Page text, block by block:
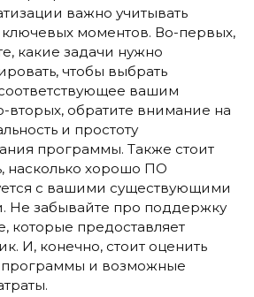
важно учитывать
ключевых моментов. Во-первых,
какие задачи нужно
чтобы выбрать
вашим
вторых, обратите внимание на
и простоту
программы. Также стоит
насколько хорошо ПО
с вашими существующими
Не забывайте про поддержку
которые предоставляет
И, конечно, стоит оценить
программы и возможные